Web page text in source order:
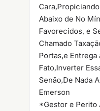
Abaixo de No
Favorecidos, e
Chamado
Portas,e Entrega
Fato,Inverter
Senão,De Nada
Emerson
*Gestor e Perito